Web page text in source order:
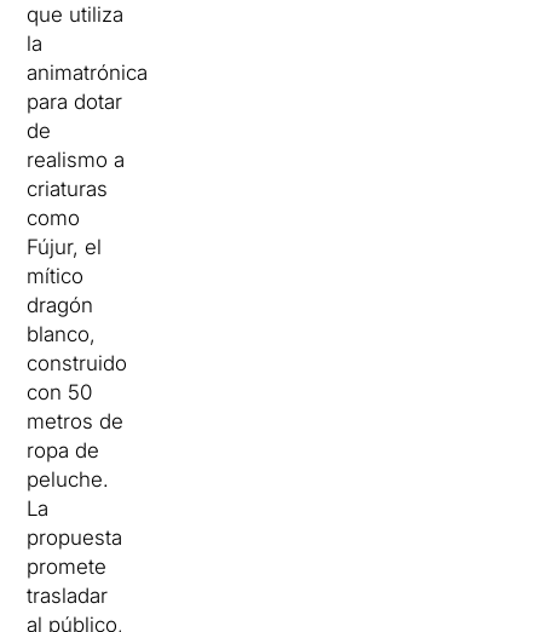
que utiliza
la
animatrónica
para dotar
de
realismo a
criaturas
como
Fújur, el
mítico
dragón
blanco,
construido
con 50
metros de
ropa de
peluche.
La
propuesta
promete
trasladar
al público,